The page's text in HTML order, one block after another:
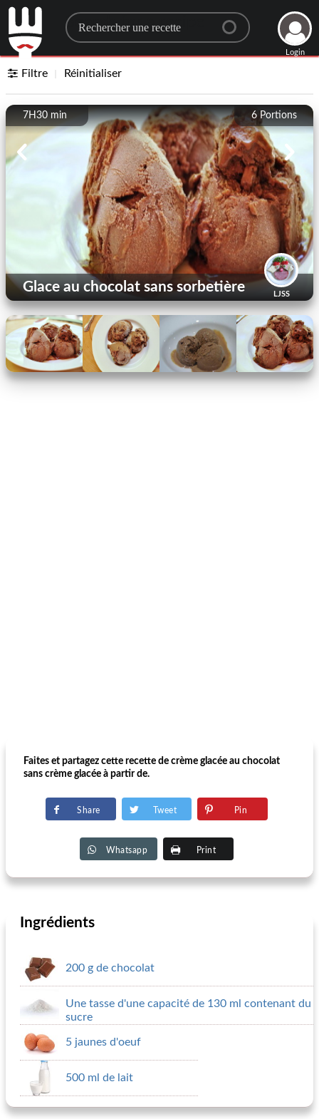
Search for a recipe
Login
Filtre Réinitialiser
6 Portions
7H30 min
LJSS
Glace au chocolat sans sorbetière
Faites et partagez cette recette de crème glacée au chocolat
sans crème glacée à partir de.
Share Tweet Pin
Whatsapp Print
Ingrédients
200 g de chocolat
Une tasse d'une capacité de 130 ml contenant du
sucre
5 jaunes d'oeuf
500 ml de lait